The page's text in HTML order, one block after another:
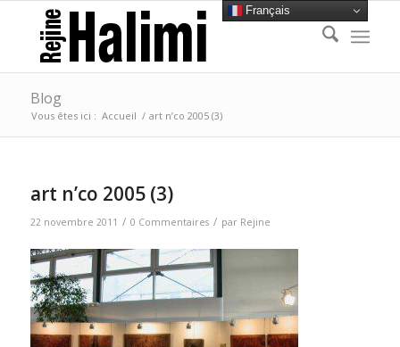
Blog
Vous êtes ici : Accueil / art n’co 2005 (3)
art n’co 2005 (3)
22 novembre 2011 / 0 Commentaires / par Rejine
Français